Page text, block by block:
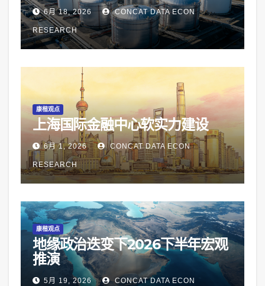
6月 18, 2026 CONCAT DATA ECON
RESEARCH
康楷观点
上海国际金融中心软实力建设
6月 1, 2026 CONCAT DATA ECON
RESEARCH
康楷观点
地缘政治迭变下2026下半年宏观
推演
5月 19, 2026 CONCAT DATA ECON